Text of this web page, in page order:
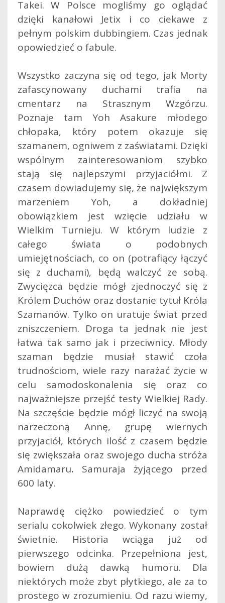
Takei. W Polsce mogliśmy go oglądać
dzięki kanałowi Jetix i co ciekawe z
pełnym polskim dubbingiem. Czas jednak
opowiedzieć o fabule.
Wszystko zaczyna się od tego, jak Morty
zafascynowany duchami trafia na
cmentarz na Strasznym Wzgórzu.
Poznaje tam Yoh Asakure młodego
chłopaka, który potem okazuje się
szamanem, ogniwem z zaświatami. Dzięki
wspólnym zainteresowaniom szybko
stają się najlepszymi przyjaciółmi. Z
czasem dowiadujemy się, że największym
marzeniem Yoh, a dokładniej
obowiązkiem jest wzięcie udziału w
Wielkim Turnieju. W którym ludzie z
całego świata o podobnych
umiejętnościach, co on (potrafiący łączyć
się z duchami), będą walczyć ze sobą.
Zwycięzca będzie mógł zjednoczyć się z
Królem Duchów oraz dostanie tytuł Króla
Szamanów. Tylko on uratuje świat przed
zniszczeniem. Droga ta jednak nie jest
łatwa tak samo jak i przeciwnicy. Młody
szaman będzie musiał stawić czoła
trudnościom, wiele razy narażać życie w
celu samodoskonalenia się oraz co
najważniejsze przejść testy Wielkiej Rady.
Na szczęście będzie mógł liczyć na swoją
narzeczoną Annę, grupę wiernych
przyjaciół, których ilość z czasem będzie
się zwiększała oraz swojego ducha stróża
Amidamaru. Samuraja żyjącego przed
600 laty.
Naprawdę ciężko powiedzieć o tym
serialu cokolwiek złego. Wykonany został
świetnie. Historia wciąga już od
pierwszego odcinka. Przepełniona jest,
bowiem dużą dawką humoru. Dla
niektórych może zbyt płytkiego, ale za to
prostego w zrozumieniu. Od razu wiemy,